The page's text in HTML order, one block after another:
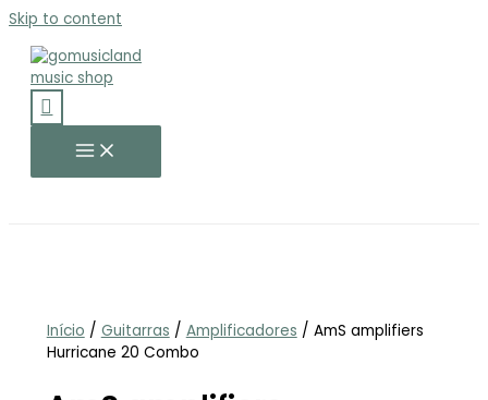
Skip to content
Início / Guitarras / Amplificadores / AmS amplifiers
Hurricane 20 Combo